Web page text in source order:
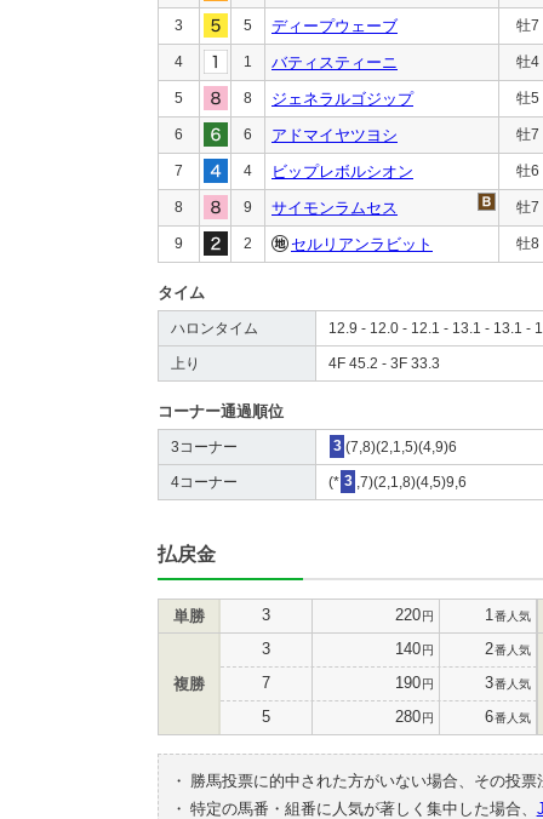
3 5 ディープウェーブ 牡7
4 1 バティスティーニ 牡4
5 8 ジェネラルゴジップ 牡5
6 6 アドマイヤツヨシ 牡7
7 4 ビップレボルシオン 牡6
8 9 サイモンラムセス 牡7
9 2 セルリアンラビット 牡8
タイム
ハロンタイム 12.9 - 12.0 - 12.1 - 13.1 - 13.1 -
上り 4F 45.2 - 3F 33.3
コーナー通過順位
3コーナー 3 (7,8)(2,1,5)(4,9)6
4コーナー (* 3 ,7)(2,1,8)(4,5)9,6
払戻金
単勝 3 220円 1 番人気
複勝
3 140円 2番人気
7 190円 3番人気
5 280円 6番人気
・
勝馬投票に的中された方がいない場合、その投
・ 特定の馬番・組番に人気が著しく集中した場合、